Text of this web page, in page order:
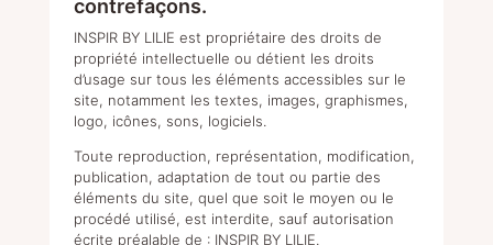
contrefaçons.
INSPIR BY LILIE est propriétaire des droits de
propriété intellectuelle ou détient les droits
d’usage sur tous les éléments accessibles sur le
site, notamment les textes, images, graphismes,
logo, icônes, sons, logiciels.
Toute reproduction, représentation, modification,
publication, adaptation de tout ou partie des
éléments du site, quel que soit le moyen ou le
procédé utilisé, est interdite, sauf autorisation
écrite préalable de : INSPIR BY LILIE.